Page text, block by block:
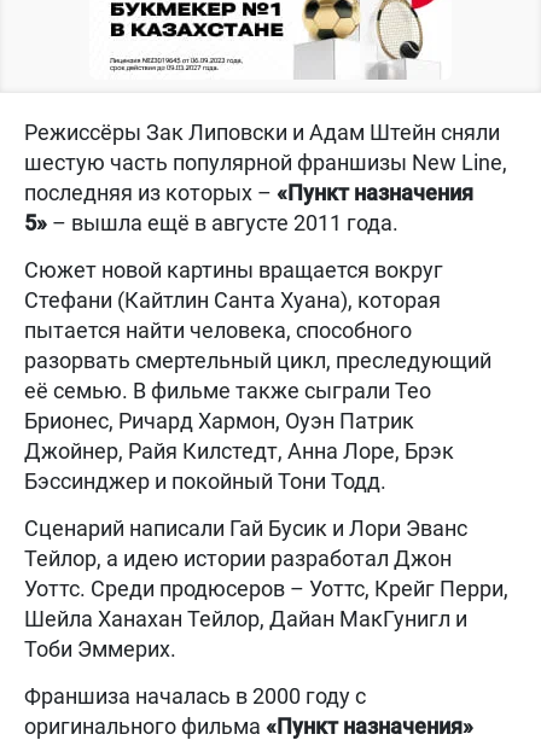
Режиссёры Зак Липовски и Адам Штейн сняли
шестую часть популярной франшизы New Line,
последняя из которых – «Пункт назначения
5» – вышла ещё в августе 2011 года.
Сюжет новой картины вращается вокруг
Стефани (Кайтлин Санта Хуана), которая
пытается найти человека, способного
разорвать смертельный цикл, преследующий
её семью. В фильме также сыграли Тео
Брионес, Ричард Хармон, Оуэн Патрик
Джойнер, Райя Килстедт, Анна Лоре, Брэк
Бэссинджер и покойный Тони Тодд.
Сценарий написали Гай Бусик и Лори Эванс
Тейлор, а идею истории разработал Джон
Уоттс. Среди продюсеров – Уоттс, Крейг Перри,
Шейла Ханахан Тейлор, Дайан МакГунигл и
Тоби Эммерих.
Франшиза началась в 2000 году с
оригинального фильма «Пункт назначения»